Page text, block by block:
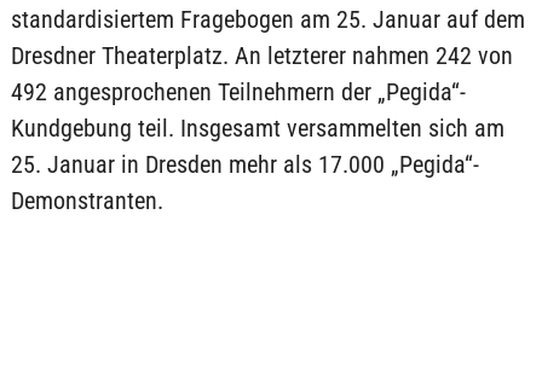
standardisiertem Fragebogen am 25. Januar auf dem
Dresdner Theaterplatz. An letzterer nahmen 242 von
492 angesprochenen Teilnehmern der „Pegida“-
Kundgebung teil. Insgesamt versammelten sich am
25. Januar in Dresden mehr als 17.000 „Pegida“-
Demonstranten.